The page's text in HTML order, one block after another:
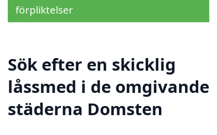
förpliktelser
Sök efter en skicklig
låssmed i de omgivande
städerna Domsten